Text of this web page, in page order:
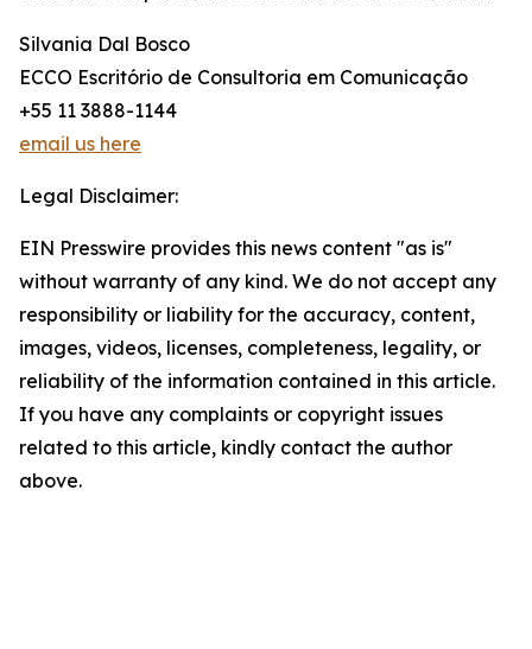
Silvania Dal Bosco
ECCO Escritório de Consultoria em Comunicação
+55 11 3888-1144
email us here
Legal Disclaimer:
EIN Presswire provides this news content "as is"
without warranty of any kind. We do not accept any
responsibility or liability for the accuracy, content,
images, videos, licenses, completeness, legality, or
reliability of the information contained in this article.
If you have any complaints or copyright issues
related to this article, kindly contact the author
above.